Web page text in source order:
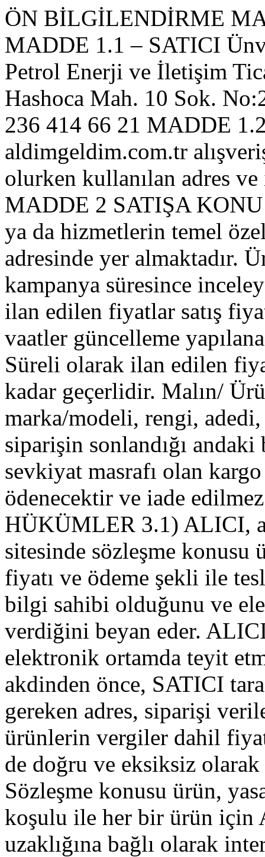
ÖN BİLGİLENDİRME
MADDE 1.1 – SATICI
Petrol Enerji ve İletişim
Hashoca Mah. 10 Sok.
236 414 66 21 MADDE
aldimgeldim.com.tr
olurken kullanılan adres
MADDE 2 SATIŞA
ya da hizmetlerin temel
adresinde yer almaktadır.
kampanya süresince
ilan edilen fiyatlar satış
vaatler güncelleme
Süreli olarak ilan edilen
kadar geçerlidir. Malın/
marka/modeli, rengi,
siparişin sonlandığı
sevkiyat masrafı olan
ödenecektir ve iade
HÜKÜMLER 3.1) ALICI,
sitesinde sözleşme konusu
fiyatı ve ödeme şekli ile
bilgi sahibi olduğunu ve
verdiğini beyan eder.
elektronik ortamda teyit
akdinden önce, SATICI
gereken adres, siparişi
ürünlerin vergiler dahil
de doğru ve eksiksiz
Sözleşme konusu ürün,
koşulu ile her bir ürün için
uzaklığına bağlı olarak